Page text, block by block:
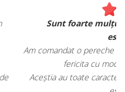
de achiziția mea de pe
Jordan și sunt extrem de
care mi se potrivesc.
specifice mărcii, iar calitatea